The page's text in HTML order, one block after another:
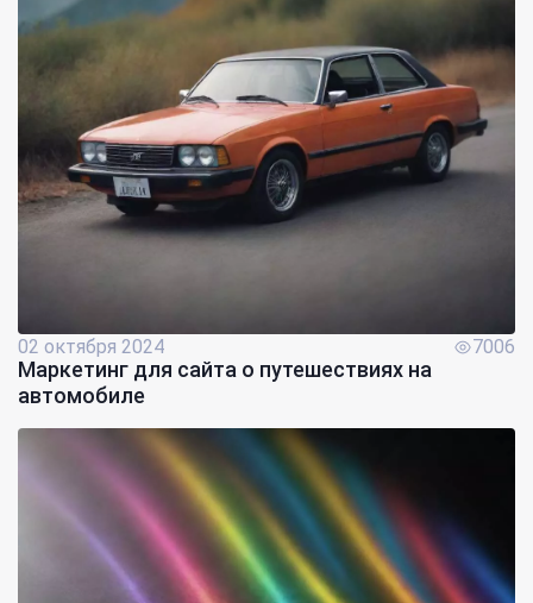
02 октября 2024 7006
Маркетинг для сайта о путешествиях на
автомобиле